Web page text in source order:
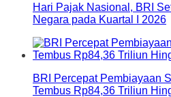
Hari Pajak Nasional, BRI
Negara pada Kuartal I 2026
BRI Percepat Pembiayaan
Tembus Rp84,36 Triliun